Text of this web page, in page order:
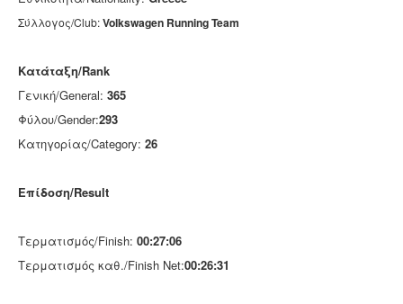
Σύλλογος/Club:Volkswagen Running Team
Κατάταξη/Rank
Γενική/General: 365
Φύλου/Gender:293
Κατηγορίας/Category: 26
Επίδοση/Result
Τερματισμός/Finish: 00:27:06
Τερματισμός καθ./Finish Net:00:26:31